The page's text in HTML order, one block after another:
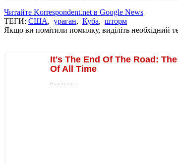
Читайте Korrespondent.net в Google News
ТЕГИ: США, ураган, Куба, шторм
Якщо ви помітили помилку, виділіть необхідний